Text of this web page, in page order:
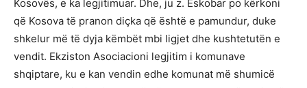
Kosovës, e ka legjitimuar. Dhe, ju z. Eskobar po kërkoni
që Kosova të pranon diçka që është e pamundur, duke
shkelur më të dyja këmbët mbi ligjet dhe kushtetutën e
vendit. Ekziston Asociacioni legjitim i komunave
shqiptare, ku e kan vendin edhe komunat më shumicë